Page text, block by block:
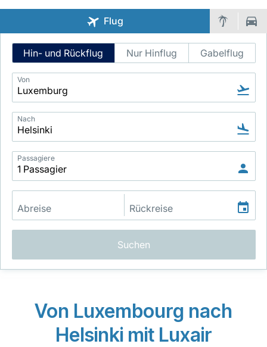
LuxairGroup
Karriere bei LuxairGroup
Flug
Intelligent
Flight
Search
Hin- und Rückflug Nur Hinflug Gabelflug
Von
Nach
Passagiere
Suchen
Von Luxembourg nach
Helsinki mit Luxair